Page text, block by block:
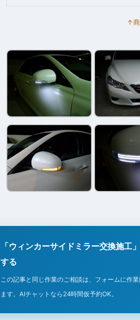
↑
「ウィンカーサイドミラー交換施工
する
この記事と同じ作業のご相談は、フォームに作
ます。AIチャットなら24時間仮予約OK。